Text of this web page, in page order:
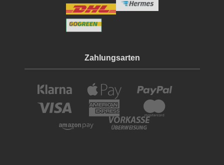
Zahlungsarten